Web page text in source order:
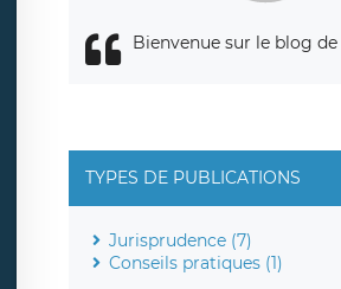
Bienvenue sur le blog
TYPES DE PUBLICATIONS
Jurisprudence (7)
Conseils pratiques (1)